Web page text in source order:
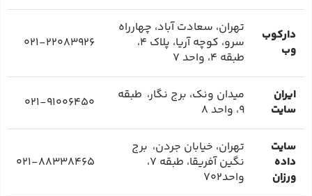
دارکوب
وب
تهران، سعادت آباد، چهارراه
سرو، کوچه آریا، پلاک ۴،
طبقه ۴، واحد ۷
۰۲۱-۲۲۰۸۳۹۲۶
ایران
سایت
میدان ونک، برج نگار، طبقه
۹، واحد ۸
۰۲۱-۹۱۰۰۶۴۵۰
سایت
داده
ورزان
تهران، خیابان جردن، برج
نگین آفریقا، طبقه ۷،
واحد۷۰۲
۰۲۱-۸۸۳۳۸۴۶۵